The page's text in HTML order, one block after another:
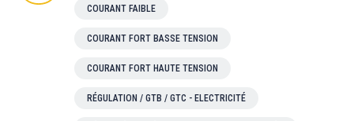
COURANT FAIBLE
COURANT FORT BASSE TENSION
COURANT FORT HAUTE TENSION
RÉGULATION / GTB / GTC - ELECTRICITÉ